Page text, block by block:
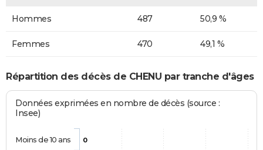
Hommes 487 50,9 %
Femmes 470 49,1 %
Répartition des décès de CHENU par tranche d'âges
Données exprimées en nombre de décès (source :
Insee)
0
Moins de 10 ans